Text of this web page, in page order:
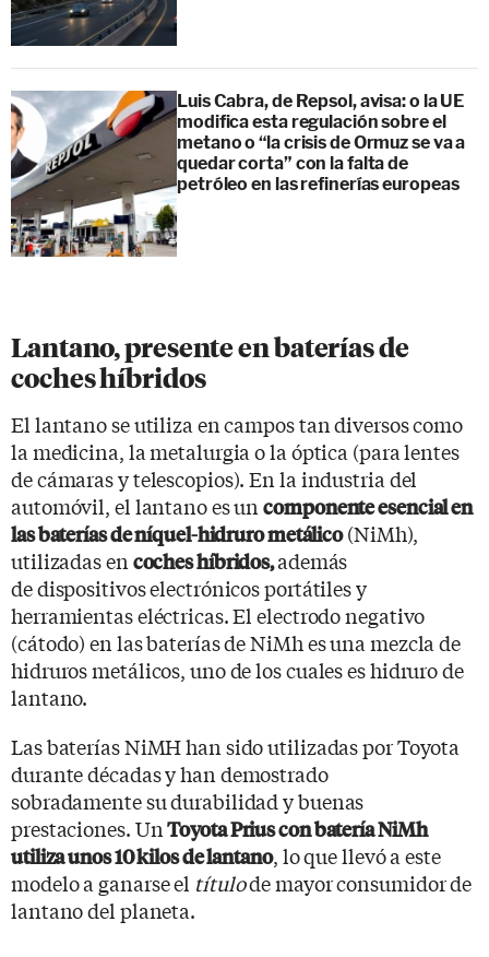
Luis Cabra, de Repsol, avisa: o la UE
modifica esta regulación sobre el
metano o “la crisis de Ormuz se va a
quedar corta” con la falta de
petróleo en las refinerías europeas
Lantano, presente en baterías de
coches híbridos
El lantano se utiliza en campos tan diversos como
la medicina, la metalurgia o la óptica (para lentes
de cámaras y telescopios). En la industria del
automóvil, el lantano es uncomponente esencial en
las baterías de níquel-hidruro metálico(NiMh),
utilizadas en coches híbridos,además
de dispositivos electrónicos portátiles y
herramientas eléctricas. El electrodo negativo
(cátodo) en las baterías de NiMh es una mezcla de
hidruros metálicos, uno de los cuales es hidruro de
lantano.
Las baterías NiMH han sido utilizadas por Toyota
durante décadas y han demostrado
sobradamente su durabilidad y buenas
prestaciones. UnToyota Prius con batería NiMh
utiliza unos 10 kilos de lantano, lo que llevó a este
modelo a ganarse el títulode mayor consumidor de
lantano del planeta.